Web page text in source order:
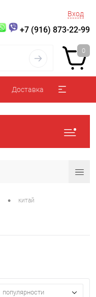
Вход
+7 (916) 873-22-99
0
Доставка
• китай
популярности